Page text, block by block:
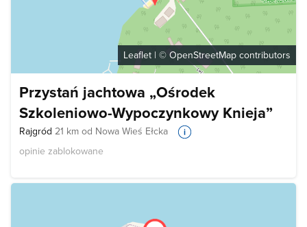
Leaflet | © OpenStreetMap contributors
Przystań jachtowa „Ośrodek
Szkoleniowo-Wypoczynkowy Knieja”
Rajgród 21 km od Nowa Wieś Ełcka
opinie zablokowane